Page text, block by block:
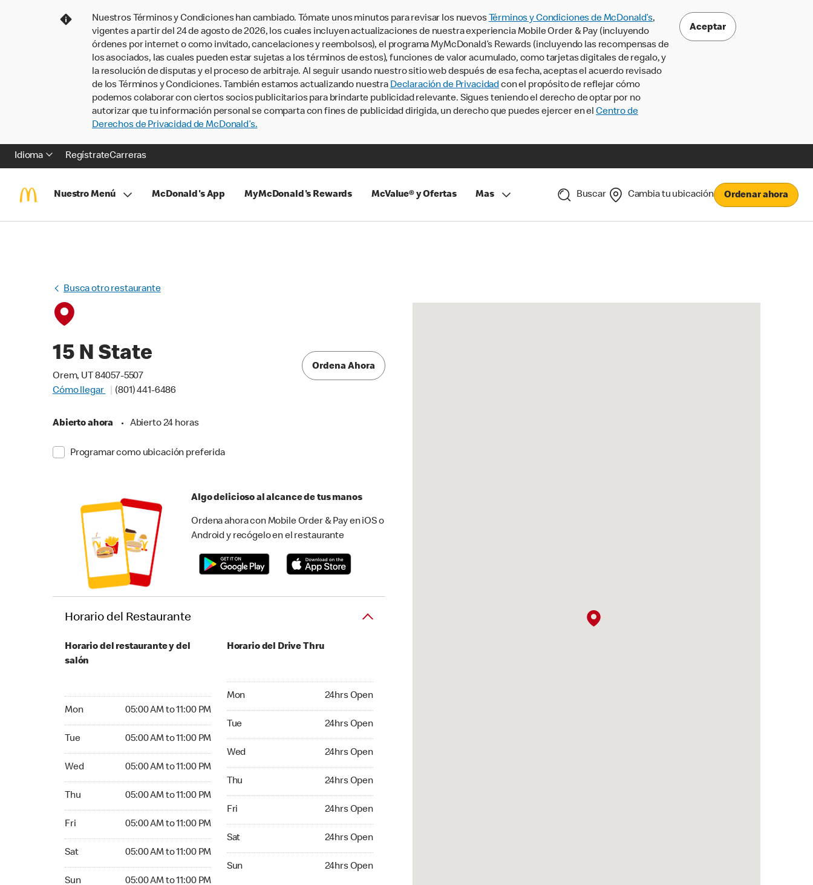
Nuestros Términos y Condiciones han cambiado. Tómate unos minutos para revisar los nuevos Términos y Condiciones de McDonald’s,
vigentes a partir del 24 de agosto de 2026, los cuales incluyen actualizaciones de nuestra experiencia Mobile Order & Pay (incluyendo
órdenes por internet o como invitado, cancelaciones y reembolsos), el programa MyMcDonald’s Rewards (incluyendo las recompensas de
los asociados, las cuales pueden estar sujetas a los términos de estos), funciones de valor acumulado, como tarjetas digitales de regalo, y
la resolución de disputas y el proceso de arbitraje. Al seguir usando nuestro sitio web después de esa fecha, aceptas el acuerdo revisado
de los Términos y Condiciones. También estamos actualizando nuestra Declaración de Privacidadcon el propósito de reflejar cómo
podemos colaborar con ciertos socios publicitarios para brindarte publicidad relevante. Sigues teniendo el derecho de optar por no
autorizar que tu información personal se comparta con fines de publicidad dirigida, un derecho que puedes ejercer en el Centro de
Derechos de Privacidad de McDonald’s.
Aceptar
Idioma RegístrateCarreras
Nuestro Menú McDonald's App MyMcDonald's Rewards McValue® y Ofertas Mas Buscar Cambia tu ubicación Ordenar ahora
Busca otro restaurante
15 N State
Orem, UT 84057-5507
Cómo llegar
(801) 441-6486
Abierto ahora • Abierto 24 horas
Programar como ubicación preferida
Ordena Ahora
Algo delicioso al alcance de tus manos
Ordena ahora con Mobile Order & Pay en iOS o
Android y recógelo en el restaurante
Horario del Restaurante
Horario del restaurante y del
salón
Mon 05:00 AM to 11:00 PM
Tue 05:00 AM to 11:00 PM
Wed 05:00 AM to 11:00 PM
Thu 05:00 AM to 11:00 PM
Fri 05:00 AM to 11:00 PM
Sat 05:00 AM to 11:00 PM
Sun 05:00 AM to 11:00 PM
Horario del Drive Thru
Mon 24hrs Open
Tue 24hrs Open
Wed 24hrs Open
Thu 24hrs Open
Fri 24hrs Open
Sat 24hrs Open
Sun 24hrs Open